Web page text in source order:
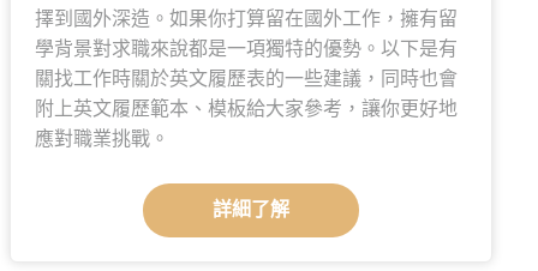
擇到國外深造。如果你打算留在國外工作，擁有留
學背景對求職來說都是一項獨特的優勢。以下是有
關找工作時關於英文履歷表的一些建議，同時也會
附上英文履歷範本、模板給大家參考，讓你更好地
應對職業挑戰。
詳細了解